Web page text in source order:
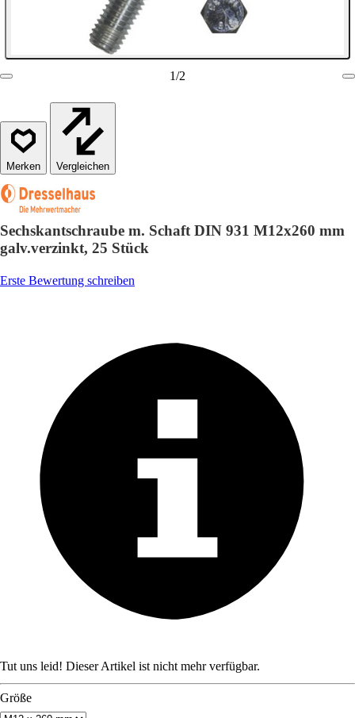
1/2
Vergleichen
Sechskantschraube m. Schaft DIN 931 M12x260 mm
galv.verzinkt, 25 Stück
Erste Bewertung schreiben
Tut uns leid! Dieser Artikel ist nicht mehr verfügbar.
Größe